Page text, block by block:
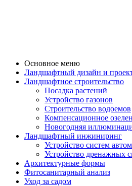
Основное меню
Ландшафтный дизайн и
Ландшафтное строительство
Посадка растений
Устройство газонов
Строительство водоемов
Компенсационное
Новогодняя
Ландшафтный инжиниринг
Устройство систем
Устройство дренажных
Aрхитектурные формы
Фитосанитарный анализ
Уход за садом